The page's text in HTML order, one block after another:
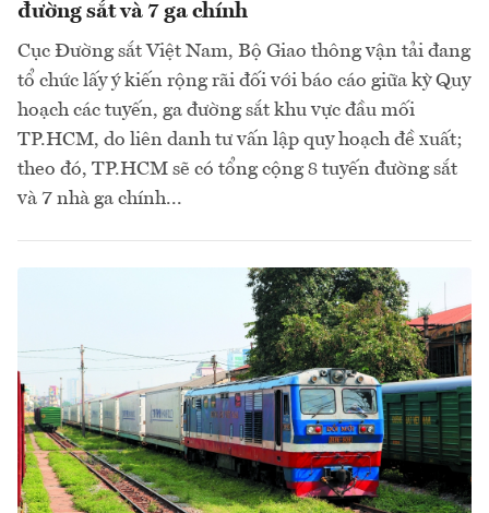
đường sắt và 7 ga chính
Cục Đường sắt Việt Nam, Bộ Giao thông vận tải đang
tổ chức lấy ý kiến rộng rãi đối với báo cáo giữa kỳ Quy
hoạch các tuyến, ga đường sắt khu vực đầu mối
TP.HCM, do liên danh tư vấn lập quy hoạch đề xuất;
theo đó, TP.HCM sẽ có tổng cộng 8 tuyến đường sắt
và 7 nhà ga chính...